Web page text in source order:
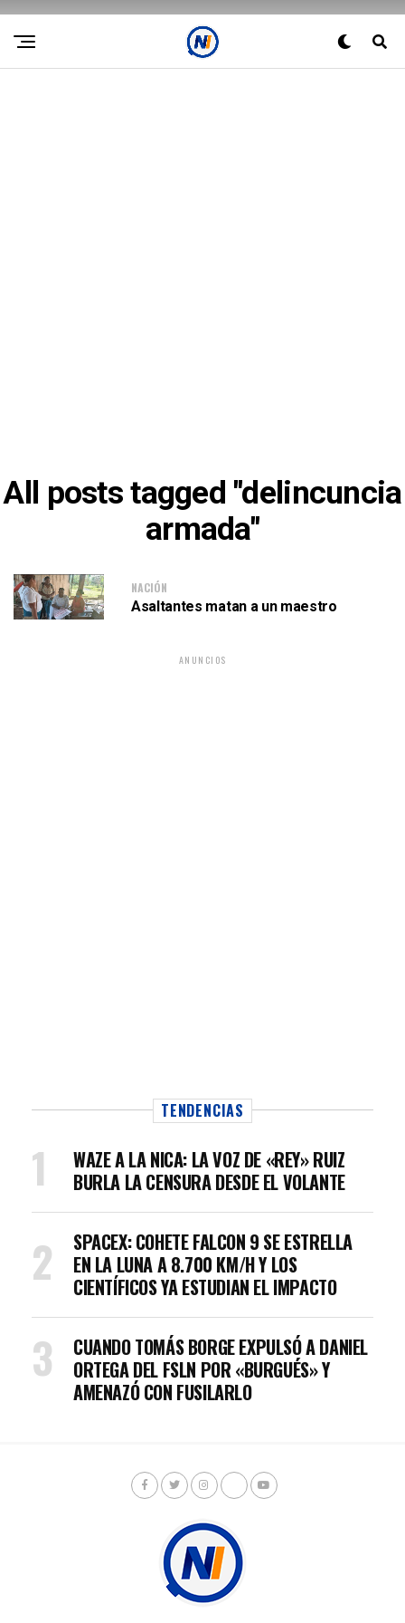
All posts tagged "delincuncia
armada"
NACIÓN
Asaltantes matan a un maestro
ANUNCIOS
TENDENCIAS
WAZE A LA NICA: LA VOZ DE «REY» RUIZ
BURLA LA CENSURA DESDE EL VOLANTE
SPACEX: COHETE FALCON 9 SE ESTRELLA
EN LA LUNA A 8.700 KM/H Y LOS
CIENTÍFICOS YA ESTUDIAN EL IMPACTO
CUANDO TOMÁS BORGE EXPULSÓ A DANIEL
ORTEGA DEL FSLN POR «BURGUÉS» Y
AMENAZÓ CON FUSILARLO